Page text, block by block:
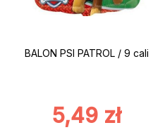
BALON PSI PATROL / 9 cali
5,49 zł